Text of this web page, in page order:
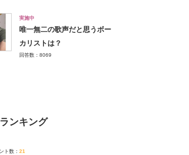
実施中
唯一無二の歌声だと思うボー
カリストは？
回答数：8069
ンキング
ト数： 21